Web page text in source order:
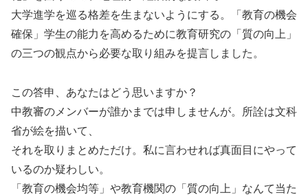
大学進学を巡る格差を生まないようにする。「教育の機会
確保」学生の能力を高めるために教育研究の「質の向上」
の三つの観点から必要な取り組みを提言しました。
この答申、あなたはどう思いますか？
中教審のメンバーが誰かまでは申しませんが。所詮は文科
省が絵を描いて、
それを取りまとめただけ。私に言わせれば真面目にやって
いるのか疑わしい。
「教育の機会均等」や教育機関の「質の向上」なんて当た